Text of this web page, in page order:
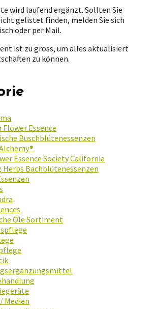
wird laufend ergänzt. Sollten Sie
gelistet finden, melden Sie sich
oder per Mail.
ist zu gross, um alles aktualisiert
zu können.
Flower Essence
Buschblütenessenzen
Essence Society California
Herbs Bachblütenessenzen
Öle Sortiment
Medien